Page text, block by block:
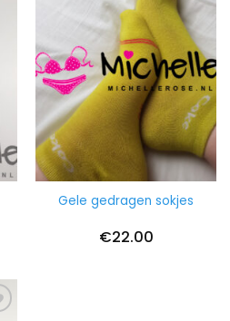
Gele gedragen sokjes
€22.00